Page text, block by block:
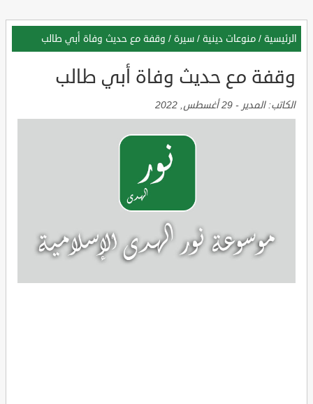
الرئيسية / منوعات دينية / سيرة / وقفة مع حديث وفاة أبي طالب
وقفة مع حديث وفاة أبي طالب
الكاتب:المدير - 29 أغسطس, 2022